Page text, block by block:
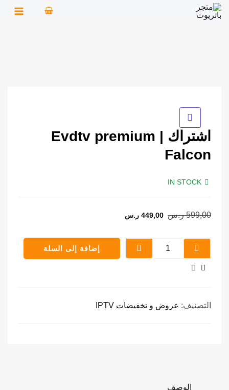
تخطي
إلى
اشتراك Evdtv premium |
Falcon
IN STOCK
599,00 ر.س 449,00 ر.س
إضافة إلى السلة
التصنيف: عروض و تخفيضات IPTV
الوصف